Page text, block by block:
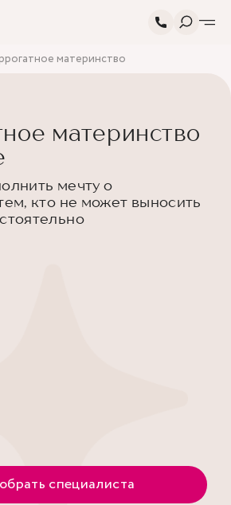
материнство
материнство
мечту о
кто не может выносить
специалиста